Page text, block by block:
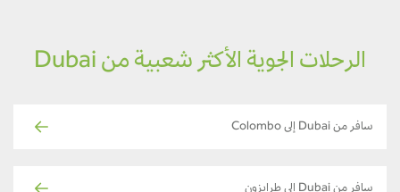
الرحلات الجوية الأكثر شعبية من Dubai
سافر من Dubai إلى Colombo
سافر من Dubai إلى طرابزون